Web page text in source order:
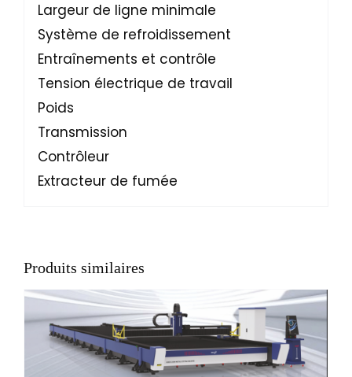
Largeur de ligne minimale
Système de refroidissement
Entraînements et contrôle
Tension électrique de travail
Poids
Transmission
Contrôleur
Extracteur de fumée
Produits similaires